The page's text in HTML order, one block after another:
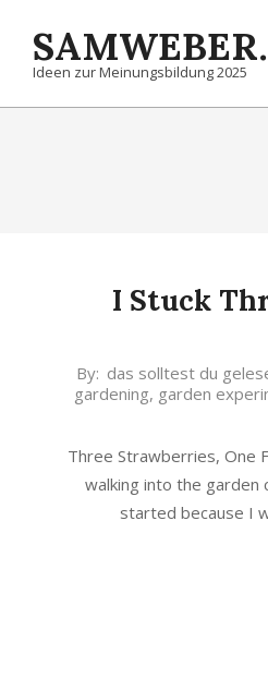
contentIdeen zur Meinungsbildung 2025
I Stuck
2026-
07-
By: das solltest du
gardening, garden
Three Strawberries, One
walking into the garden
started because I